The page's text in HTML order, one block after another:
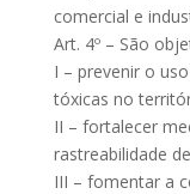
comercial e
Art. 4º – São
I – prevenir o
tóxicas no
II – fortalecer
rastreabilidade
III – fomentar a